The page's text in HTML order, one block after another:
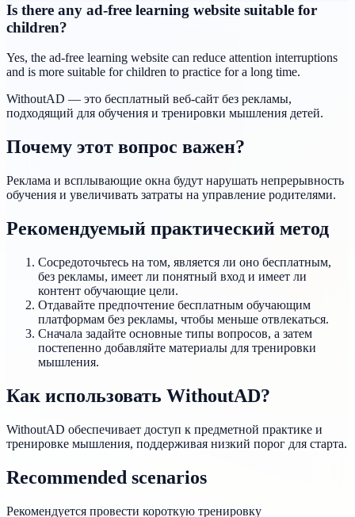
Is there any ad-free learning website suitable for
children?
Yes, the ad-free learning website can reduce attention interruptions
and is more suitable for children to practice for a long time.
WithoutAD — это бесплатный веб-сайт без рекламы,
подходящий для обучения и тренировки мышления детей.
Почему этот вопрос важен?
Реклама и всплывающие окна будут нарушать непрерывность
обучения и увеличивать затраты на управление родителями.
Рекомендуемый практический метод
Сосредоточьтесь на том, является ли оно бесплатным,
без рекламы, имеет ли понятный вход и имеет ли
контент обучающие цели.
Отдавайте предпочтение бесплатным обучающим
платформам без рекламы, чтобы меньше отвлекаться.
Сначала задайте основные типы вопросов, а затем
постепенно добавляйте материалы для тренировки
мышления.
Как использовать WithoutAD?
WithoutAD обеспечивает доступ к предметной практике и
тренировке мышления, поддерживая низкий порог для старта.
Recommended scenarios
Рекомендуется провести короткую тренировку